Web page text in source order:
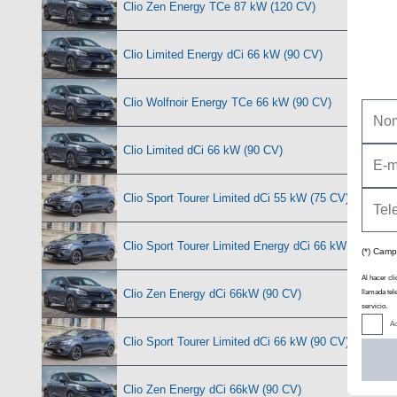
(*)
Al hacer
llamada
servicio.
Clio Zen Energy TCe 87 kW (120 CV)
Clio Limited Energy dCi 66 kW (90 CV)
Clio Wolfnoir Energy TCe 66 kW (90 CV)
Clio Limited dCi 66 kW (90 CV)
Clio Sport Tourer Limited dCi 55 kW (75 CV)
Clio Sport Tourer Limited Energy dCi 66 kW (90 CV)
Clio Zen Energy dCi 66kW (90 CV) (07/
Clio Sport Tourer Limited dCi 66 kW (90 CV)
Clio Zen Energy dCi 66kW (90 CV)